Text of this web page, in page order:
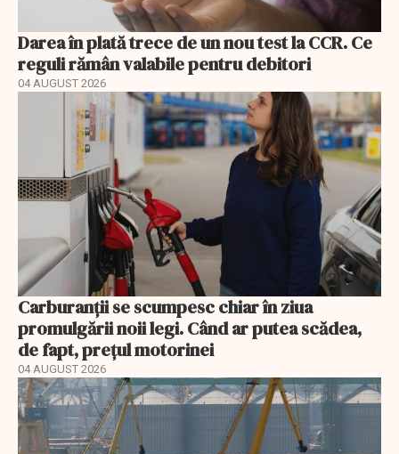
Darea în plată trece de un nou test la CCR. Ce
reguli rămân valabile pentru debitori
04 AUGUST 2026
Carburanții se scumpesc chiar în ziua
promulgării noii legi. Când ar putea scădea,
de fapt, prețul motorinei
04 AUGUST 2026